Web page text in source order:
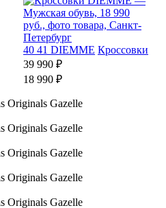
40 41 DIEMME Кроссовки
39 990 ₽
18 990 ₽